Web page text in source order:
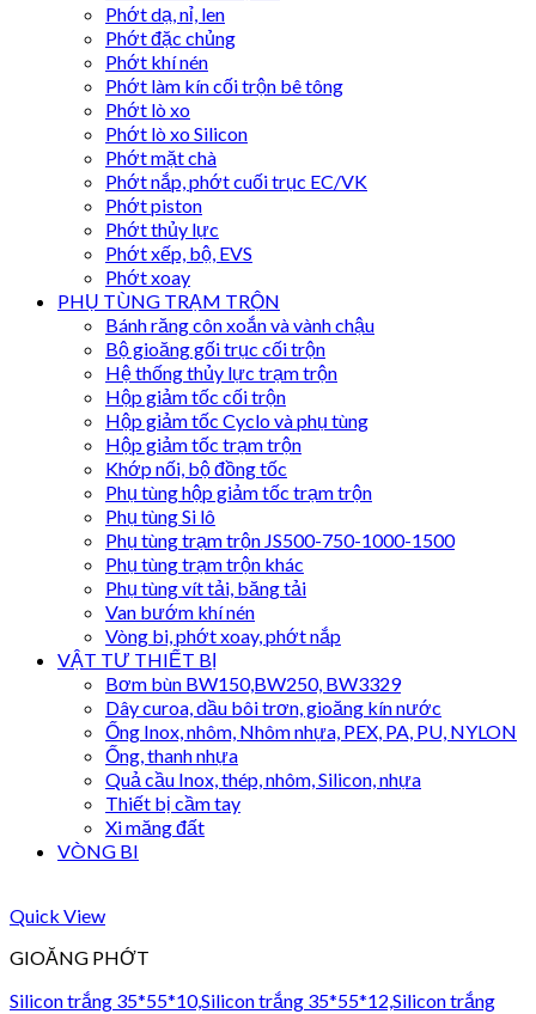
Phớt dạ, nỉ, len
Phớt đặc chủng
Phớt khí nén
Phớt làm kín cối trộn bê tông
Phớt lò xo
Phớt lò xo Silicon
Phớt mặt chà
Phớt nắp, phớt cuối trục EC/VK
Phớt piston
Phớt thủy lực
Phớt xếp, bộ, EVS
Phớt xoay
PHỤ TÙNG TRẠM TRỘN
Bánh răng côn xoắn và vành chậu
Bộ gioăng gối trục cối trộn
Hệ thống thủy lực trạm trộn
Hộp giảm tốc cối trộn
Hộp giảm tốc Cyclo và phụ tùng
Hộp giảm tốc trạm trộn
Khớp nối, bộ đồng tốc
Phụ tùng hộp giảm tốc trạm trộn
Phụ tùng Si lô
Phụ tùng trạm trộn JS500-750-1000-1500
Phụ tùng trạm trộn khác
Phụ tùng vít tải, băng tải
Van bướm khí nén
Vòng bi, phớt xoay, phớt nắp
VẬT TƯ THIẾT BỊ
Bơm bùn BW150,BW250, BW3329
Dây curoa, dầu bôi trơn, gioăng kín nước
Ống Inox, nhôm, Nhôm nhựa, PEX, PA, PU, NYLON
Ống, thanh nhựa
Quả cầu Inox, thép, nhôm, Silicon, nhựa
Thiết bị cầm tay
Xi măng đất
VÒNG BI
Quick View
GIOĂNG PHỚT
Silicon trắng 35*55*10,Silicon trắng 35*55*12,Silicon trắng